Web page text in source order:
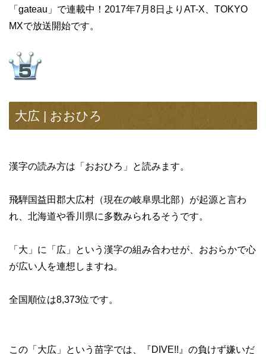
「gateau」で連載中！2017年7月8日よりAT-X、TOKYO
MXで放送開始です。
大広 | おおひろ
漢字の読み方は「おおひろ」と読みます。
飛騨国益田郡大広村（現在の岐阜県北部）が起源と言わ
れ、北海道や香川県に多数みられるそうです。
「大」に「広」という漢字の組み合わせが、おおらかで心
が広い人を連想しますね。
全国順位は8,373位です。
この「大広」という苗字では、『DIVE!!』の負けず嫌いだ